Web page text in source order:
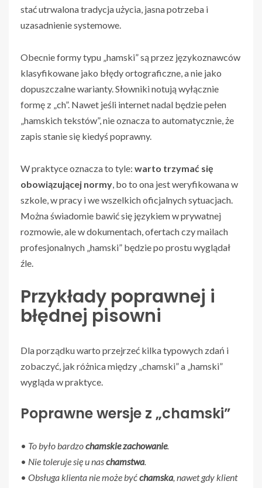
stać utrwalona tradycja użycia, jasna potrzeba i
uzasadnienie systemowe.
Obecnie formy typu „hamski” są przez językoznawców
klasyfikowane jako błędy ortograficzne, a nie jako
dopuszczalne warianty. Słowniki notują wyłącznie
formę z „ch”. Nawet jeśli internet nadal będzie pełen
„hamskich tekstów”, nie oznacza to automatycznie, że
zapis stanie się kiedyś poprawny.
W praktyce oznacza to tyle: warto trzymać się
obowiązującej normy, bo to ona jest weryfikowana w
szkole, w pracy i we wszelkich oficjalnych sytuacjach.
Można świadomie bawić się językiem w prywatnej
rozmowie, ale w dokumentach, ofertach czy mailach
profesjonalnych „hamski” będzie po prostu wyglądał
źle.
Przykłady poprawnej i
błędnej pisowni
Dla porządku warto przejrzeć kilka typowych zdań i
zobaczyć, jak różnica między „chamski” a „hamski”
wygląda w praktyce.
Poprawne wersje z „chamski”
• To było bardzochamskie zachowanie.
• Nie toleruje się u naschamstwa.
• Obsługa klienta nie może byćchamska, nawet gdy klient